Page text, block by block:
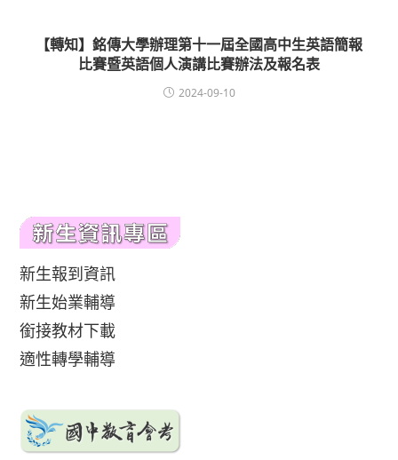
【轉知】銘傳大學辦理第十一屆全國高中生英語簡報
比賽暨英語個人演講比賽辦法及報名表
2024-09-10
新生報到資訊
新生始業輔導
銜接教材下載
適性轉學輔導